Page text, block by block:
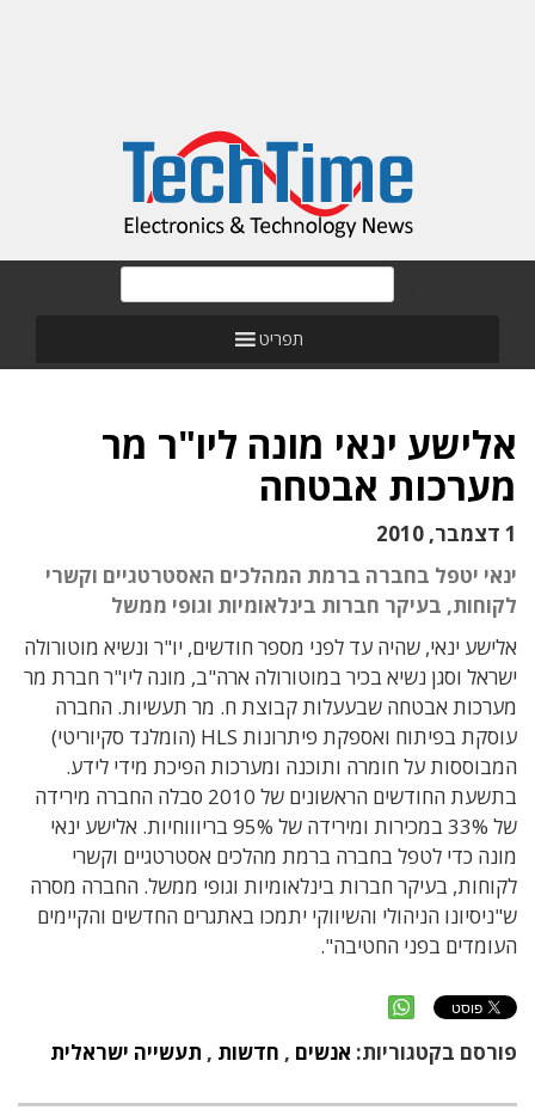
תפריט
אלישע ינאי מונה ליו"ר מר
מערכות אבטחה
1 דצמבר, 2010
ינאי יטפל בחברה ברמת המהלכים האסטרטגיים וקשרי
לקוחות, בעיקר חברות בינלאומיות וגופי ממשל
אלישע ינאי, שהיה עד לפני מספר חודשים, יו"ר ונשיא מוטורולה
ישראל וסגן נשיא בכיר במוטורולה ארה"ב, מונה ליו"ר חברת מר
מערכות אבטחה שבעעלות קבוצת ח. מר תעשיות. החברה
עוסקת בפיתוח ואספקת פיתרונות HLS (הומלנד סקיוריטי)
המבוססות על חומרה ותוכנה ומערכות הפיכת מידי לידע.
בתשעת החודשים הראשונים של 2010 סבלה החברה מירידה
של 33% במכירות ומירידה של 95% בריוווחיות. אלישע ינאי
מונה כדי לטפל בחברה ברמת מהלכים אסטרטגיים וקשרי
לקוחות, בעיקר חברות בינלאומיות וגופי ממשל. החברה מסרה
ש"ניסיונו הניהולי והשיווקי יתמכו באתגרים החדשים והקיימים
העומדים בפני החטיבה".
פורסם בקטגוריות: אנשים , חדשות , תעשייה ישראלית